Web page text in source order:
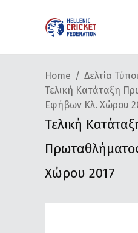
Home
Δελτία
Τελική Κατάταξη
Εφήβων Κλ. Χώρου
Τελική
Χώρου 2017